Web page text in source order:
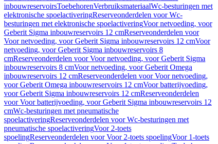
inbouwreservoirsToebehorenVerbruiksmateriaalWc-besturingen met
elektronische spoelactiveringReserveonderdelen voor Wc-
besturingen met elektronische spoelactiveringVoor netvoeding, voor
Geberit Sigma inbouwreservoirs 12 cmReserveonderdelen voor
Voor netvoeding, voor Geberit Sigma inbouwreservoirs 12 cmVoor
netvoeding, voor Geberit Sigma inbouwreservoirs 8
cmReserveonderdelen voor Voor netvoeding, voor Geberit Sigma
inbouwreservoirs 8 cmVoor netvoeding, voor Geberit Omega
inbouwreservoirs 12 cmReserveonderdelen voor Voor netvoeding,
voor Geberit Omega inbouwreservoirs 12 cmVoor batterijvoeding,
voor Geberit Sigma inbouwreservoirs 12 cmReserveonderdelen
voor Voor batterijvoeding, voor Geberit Sigma inbouwreservoirs 12
cmWc-besturingen met pneumatische
spoelactiveringReserveonderdelen voor Wc-besturingen met
pneumatische spoelactiveringVoor 2-toets
spoelingReserveonderdelen voor Voor 2-toets spoelingVoor 1-toets